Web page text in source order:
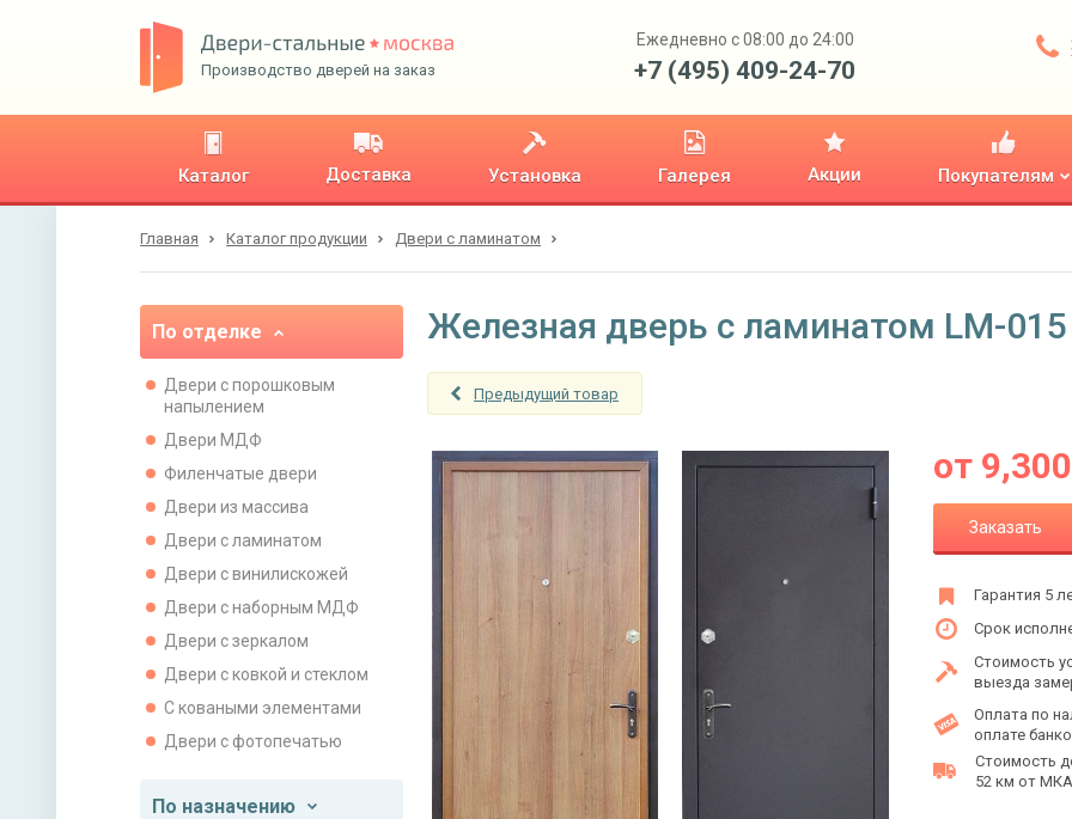
Производство дверей на заказ
Ежедневно с 08:00 до 24:00
+7 (495) 409-24-70
Каталог Доставка Установка Галерея Акции Покупателям
Главная Каталог продукции Двери с ламинатом
По отделке
Двери с порошковым
напылением
Двери МДФ
Филенчатые двери
Двери из массива
Двери с ламинатом
Двери с винилискожей
Двери с наборным МДФ
Двери с зеркалом
Двери с ковкой и стеклом
С коваными элементами
Двери с фотопечатью
По назначению
Железная дверь с ламинатом LM-015
Предыдущий товар
от 9,300
Заказать
Гарантия 5
Срок
Стоимость
выезда
Оплата по
оплате
Стоимость
52 км от